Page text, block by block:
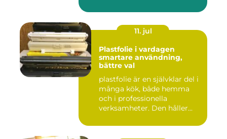
11. jul
Plastfolie i vardagen
smartare användning,
bättre val
plastfolie är en självklar del i
många kök, både hemma
och i professionella
verksamheter. Den håller...